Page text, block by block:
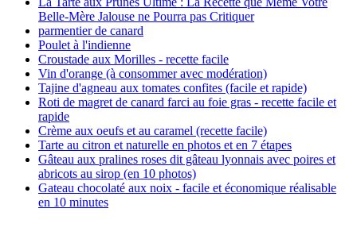
Belle-Mère Jalouse ne Pourra pas Critiquer
parmentier de canard
Poulet à l'indienne
Croustade aux Morilles - recette facile
Vin d'orange (à consommer avec modération)
Tajine d'agneau aux tomates confites (facile et rapide)
Roti de magret de canard farci au foie gras - recette facile et
rapide
Crème aux oeufs et au caramel (recette facile)
Tarte au citron et naturelle en photos et en 7 étapes
Gâteau aux pralines roses dit gâteau lyonnais avec poires et
abricots au sirop (en 10 photos)
Gateau chocolaté aux noix - facile et économique réalisable
en 10 minutes